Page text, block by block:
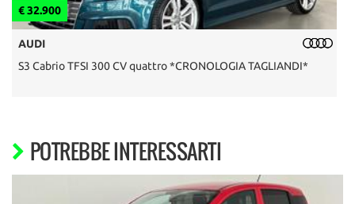
€ 32.900
AUDI
S3 Cabrio TFSI 300 CV quattro *CRONOLOGIA TAGLIANDI*
POTREBBE INTERESSARTI